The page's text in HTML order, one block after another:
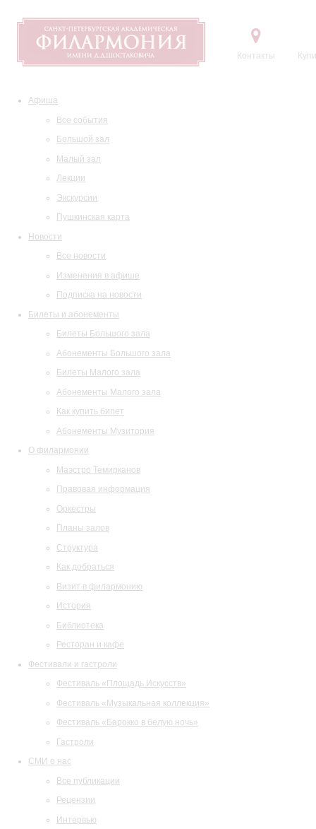
Контакты
Афиша
Все события
Большой зал
Малый зал
Лекции
Экскурсии
Пушкинская карта
Новости
Все новости
Изменения в афише
Подписка на новости
Билеты и абонементы
Билеты Большого зала
Абонементы Большого зала
Билеты Малого зала
Абонементы Малого зала
Как купить билет
Абонементы Музитория
О филармонии
Маэстро Темирканов
Правовая информация
Оркестры
Планы залов
Структура
Как добраться
Визит в филармонию
История
Библиотека
Ресторан и кафе
Фестивали и гастроли
Фестиваль «Площадь Искусств»
Фестиваль «Музыкальная коллекция»
Фестиваль «Барокко в белую ночь»
Гастроли
СМИ о нас
Все публикации
Рецензии
Интервью